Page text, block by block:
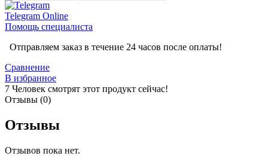
Telegram Online
Помощь специалиста
Отправляем заказ в течение 24 часов после оплаты!
Сравнение
В избранное
7 Человек смотрят этот продукт сейчас!
Отзывы (0)
Отзывы
Отзывов пока нет.